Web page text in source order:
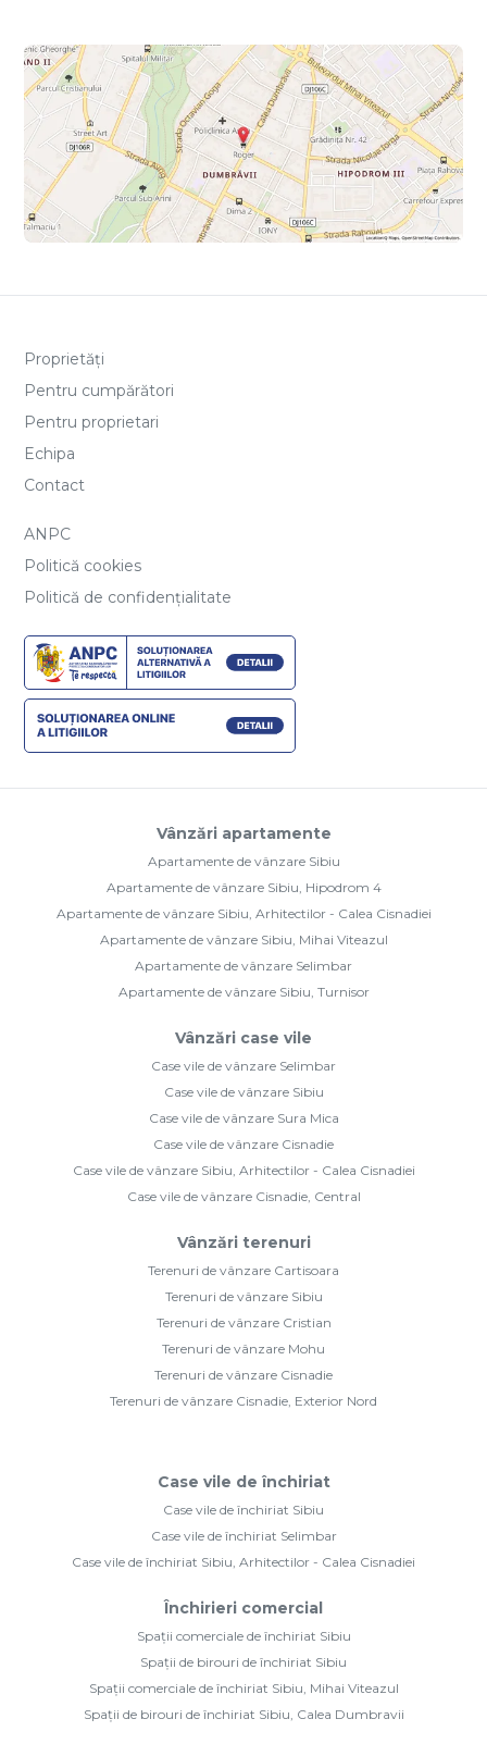
Proprietăți
Pentru cumpărători
Pentru proprietari
Echipa
Contact
ANPC
Politică cookies
Politică de confidențialitate
Vânzări apartamente
Apartamente de vânzare Sibiu
Apartamente de vânzare Sibiu, Hipodrom 4
Apartamente de vânzare Sibiu, Arhitectilor - Calea Cisnadiei
Apartamente de vânzare Sibiu, Mihai Viteazul
Apartamente de vânzare Selimbar
Apartamente de vânzare Sibiu, Turnisor
Vânzări case vile
Case vile de vânzare Selimbar
Case vile de vânzare Sibiu
Case vile de vânzare Sura Mica
Case vile de vânzare Cisnadie
Case vile de vânzare Sibiu, Arhitectilor - Calea Cisnadiei
Case vile de vânzare Cisnadie, Central
Vânzări terenuri
Terenuri de vânzare Cartisoara
Terenuri de vânzare Sibiu
Terenuri de vânzare Cristian
Terenuri de vânzare Mohu
Terenuri de vânzare Cisnadie
Terenuri de vânzare Cisnadie, Exterior Nord
Case vile de închiriat
Case vile de închiriat Sibiu
Case vile de închiriat Selimbar
Case vile de închiriat Sibiu, Arhitectilor - Calea Cisnadiei
Închirieri comercial
Spații comerciale de închiriat Sibiu
Spații de birouri de închiriat Sibiu
Spații comerciale de închiriat Sibiu, Mihai Viteazul
Spații de birouri de închiriat Sibiu, Calea Dumbravii